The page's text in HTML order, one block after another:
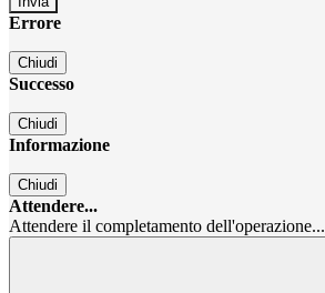
Errore
Chiudi
Successo
Chiudi
Informazione
Chiudi
Attendere...
Attendere il completamento dell'operazione...